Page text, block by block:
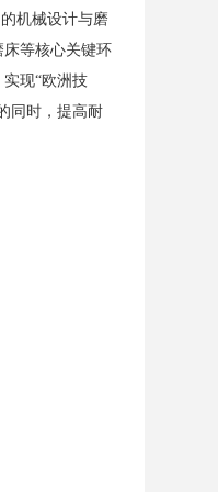
机械设计与磨
等核心关键环
实现“欧洲技
同时，提高耐